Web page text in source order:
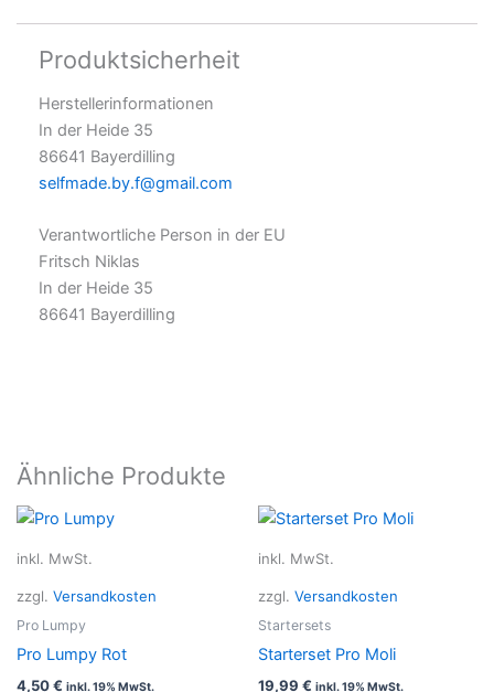
Produktsicherheit
Herstellerinformationen
In der Heide 35
86641 Bayerdilling
selfmade.by.f@gmail.com
Verantwortliche Person in der EU
Fritsch Niklas
In der Heide 35
86641 Bayerdilling
Ähnliche Produkte
inkl. MwSt.
zzgl. Versandkosten
Pro Lumpy
Pro Lumpy Rot
4,50€ inkl. 19% MwSt.
Varianten
inkl. MwSt.
zzgl. Versandkosten
Startersets
Starterset Pro Moli
19,99 € inkl. 19% MwSt.